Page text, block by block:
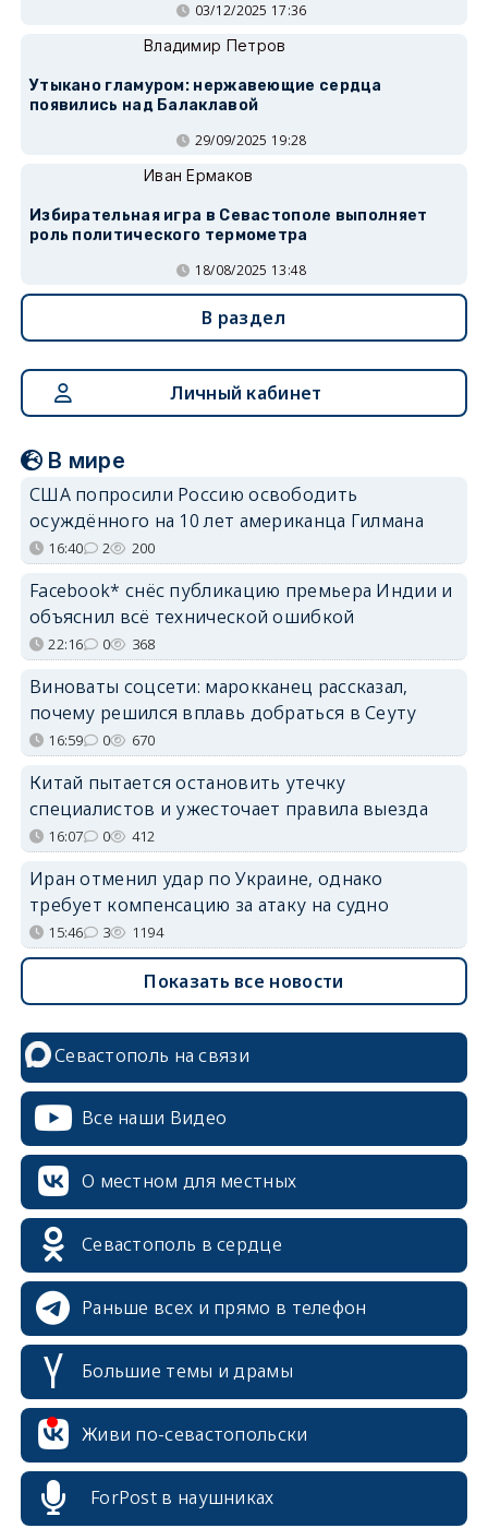
03/12/2025 17:36
Владимир Петров
Утыкано гламуром: нержавеющие сердца
появились над Балаклавой
29/09/2025 19:28
Иван Ермаков
Избирательная игра в Севастополе выполняет
роль политического термометра
18/08/2025 13:48
В раздел
Личный кабинет
В мире
США попросили Россию освободить
осуждённого на 10 лет американца Гилмана
16:40 2 200
Facebook* снёс публикацию премьера Индии и
объяснил всё технической ошибкой
22:16 0 368
Виноваты соцсети: марокканец рассказал,
почему решился вплавь добраться в Сеуту
16:59 0 670
Китай пытается остановить утечку
специалистов и ужесточает правила выезда
16:07 0 412
Иран отменил удар по Украине, однако
требует компенсацию за атаку на судно
15:46 3 1194
Показать все новости
Севастополь на связи
Все наши Видео
О местном для местных
Севастополь в сердце
Раньше всех и прямо в телефон
Большие темы и драмы
Живи по-севастопольски
ForPost в наушниках